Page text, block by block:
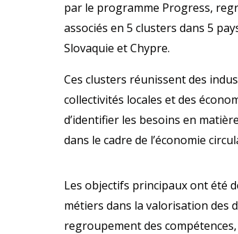
par le programme Progress,
associés en 5 clusters dans 5
Slovaquie et Chypre.
Ces clusters réunissent des
collectivités locales et des
d’identifier les besoins en
dans le cadre de l’économie
Les objectifs principaux ont été
métiers dans la valorisation des
regroupement des compétences,